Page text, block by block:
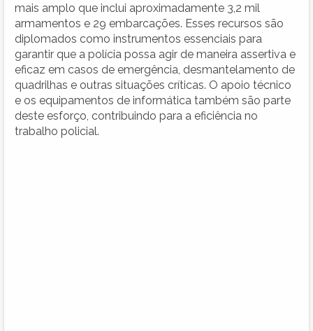
mais amplo que inclui aproximadamente 3,2 mil
armamentos e 29 embarcações. Esses recursos são
diplomados como instrumentos essenciais para
garantir que a polícia possa agir de maneira assertiva e
eficaz em casos de emergência, desmantelamento de
quadrilhas e outras situações críticas. O apoio técnico
e os equipamentos de informática também são parte
deste esforço, contribuindo para a eficiência no
trabalho policial.